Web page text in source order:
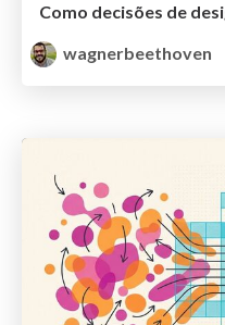
wagnerbeethoven